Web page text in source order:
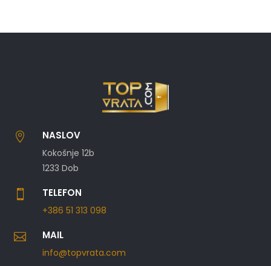
 NASLOV
Kokošnje 12b
1233 Dob
 TELEFON
+386 51 313 098
 MAIL
info@topvrata.com